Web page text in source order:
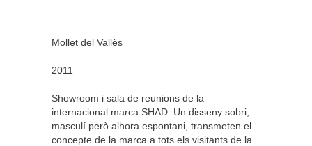
Mollet del Vallès
2011
Showroom i sala de reunions de la
internacional marca SHAD. Un disseny sobri,
masculí però alhora espontani, transmeten el
concepte de la marca a tots els visitants de la